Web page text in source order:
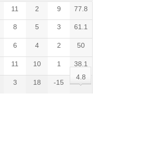
11 2 9 77.8
8 5 3 61.1
6 4 2 50
11 10 1 38.1
3 18 -15
4.8